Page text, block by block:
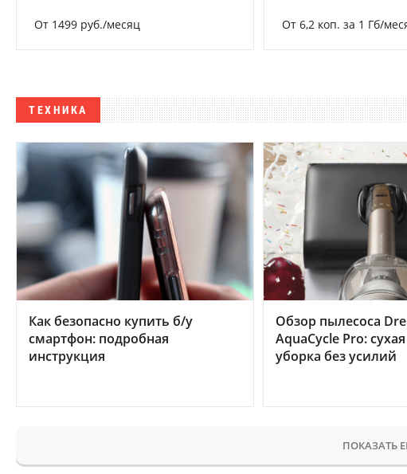
От 1499 руб./месяц От 6,2 коп. за 1 Гб/
ТЕХНИКА
Как безопасно купить б/у
смартфон: подробная
инструкция
Обзор пылесоса
AquaCycle Pro:
уборка без усилий
ПОКАЗАТЬ